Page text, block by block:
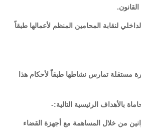
لنقابة المحامين المنظم لأعمالها طبقاً
حرة مستقلة تمارس نشاطها طبقاً لأحكام هذا
من خلال المساهمة مع أجهزة القضاء